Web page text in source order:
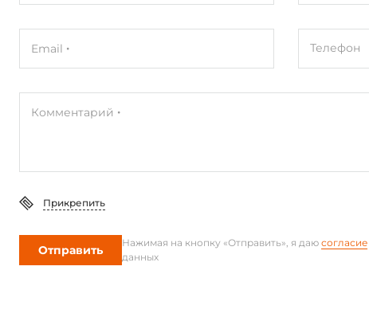
Email Телефон
Комментарий
Прикрепить
Отправить Нажимая на кнопку «Отправить», я даю согласие
данных